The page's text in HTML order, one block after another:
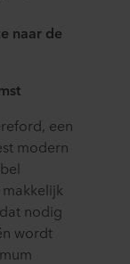
naar de
, een
t modern
dat nodig
wordt